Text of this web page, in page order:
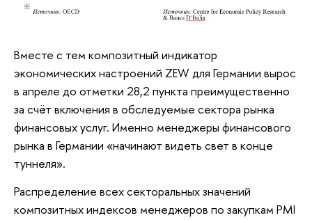
Вместе с тем композитный индикатор
экономических настроений ZEW для Германии вырос
в апреле до отметки 28,2 пункта преимущественно
за счёт включения в обследуемые сектора рынка
финансовых услуг. Именно менеджеры финансового
рынка в Германии «начинают видеть свет в конце
туннеля».
Распределение всех секторальных значений
композитных индексов менеджеров по закупкам PMI